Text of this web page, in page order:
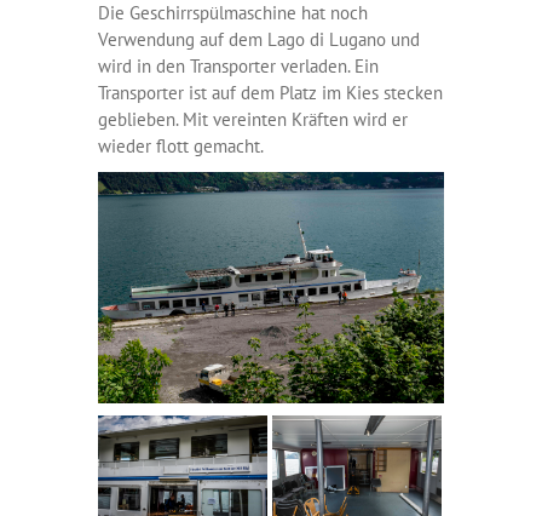
Die Geschirrspülmaschine hat noch
Verwendung auf dem Lago di Lugano und
wird in den Transporter verladen. Ein
Transporter ist auf dem Platz im Kies stecken
geblieben. Mit vereinten Kräften wird er
wieder flott gemacht.